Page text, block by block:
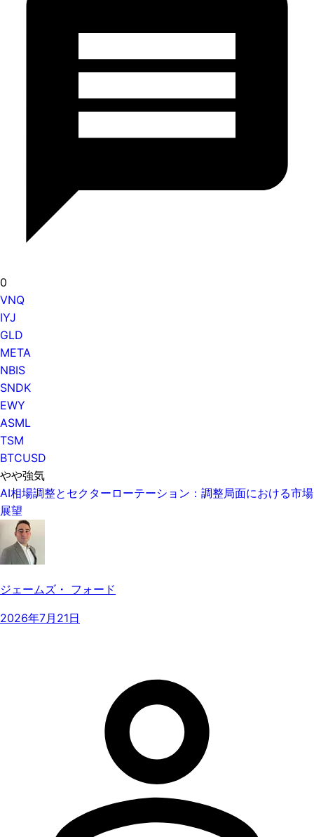
0
VNQ
IYJ
GLD
META
NBIS
SNDK
EWY
ASML
TSM
BTCUSD
やや強気
AI相場調整とセクターローテーション：調整局面における市場
展望
ジェームズ・ フォード
2026年7月21日